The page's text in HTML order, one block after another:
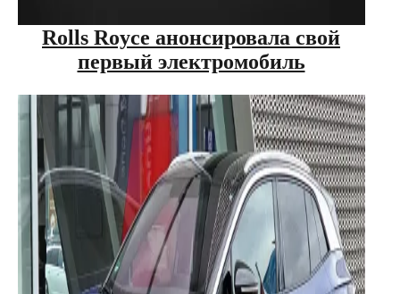
Rolls Royce анонсировала свой
первый электромобиль